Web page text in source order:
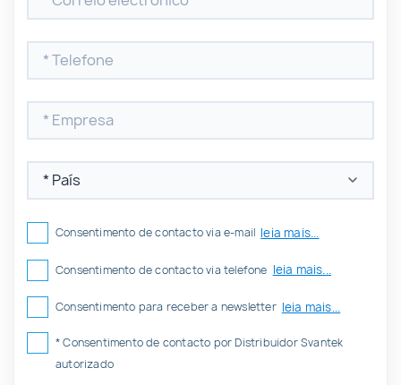
Consentimento de contacto via e-mail leia mais...
Consentimento de contacto via telefone leia mais...
Consentimento para receber a newsletter leia mais...
* Consentimento de contacto por Distribuidor Svantek
autorizado